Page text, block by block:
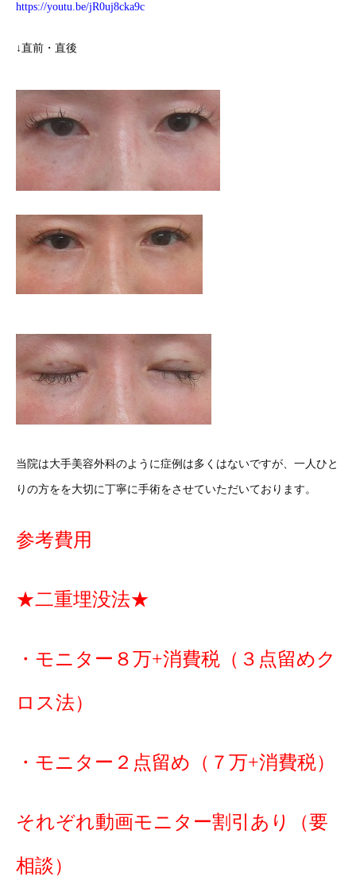
https://youtu.be/jR0uj8cka9c
↓直前・直後
当院は大手美容外科のように症例は多くはないですが、一人ひと
りの方をを大切に丁寧に手術をさせていただいております。
参考費用
★二重埋没法★
・モニター８万+消費税（３点留めク
ロス法）
・モニター２点留め（７万+消費税）
それぞれ動画モニター割引あり（要
相談）